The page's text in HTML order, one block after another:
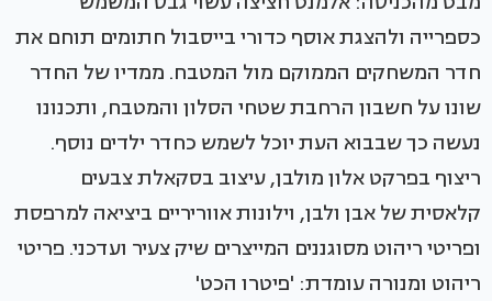
כספרייה ולהצגת אוסף כדורי בייסבול חתומים תוחם את
חדר המשחקים הממוקם מול המטבח. ממדיו של החדר
שונו על חשבון הרחבת שטחי הסלון והמטבח, ותכנונו
נעשה כך שבבוא העת יוכל לשמש כחדר ילדים נוסף.
ריצוף בפרקט אלון מולבן, עיצוב בסקאלת צבעים
קלאסית של אבן ולבן, וילונות אווריריים ביציאה למרפסת
ופריטי ריהוט מסוגננים המייצרים שיק צעיר ועדכני. פריטי
ריהוט ומנורה עומדת: 'פיטרו הכט'